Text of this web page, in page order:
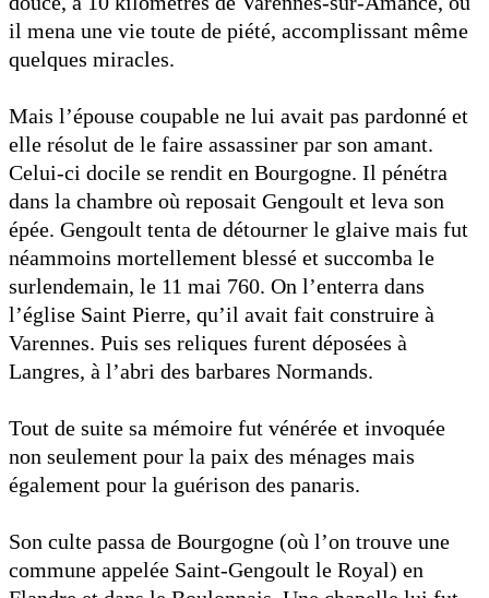
il mena une vie toute de piété, accomplissant même
quelques miracles.
Mais l’épouse coupable ne lui avait pas pardonné et
elle résolut de le faire assassiner par son amant.
Celui-ci docile se rendit en Bourgogne. Il pénétra
dans la chambre où reposait Gengoult et leva son
épée. Gengoult tenta de détourner le glaive mais fut
néammoins mortellement blessé et succomba le
surlendemain, le 11 mai 760. On l’enterra dans
l’église Saint Pierre, qu’il avait fait construire à
Varennes. Puis ses reliques furent déposées à
Langres, à l’abri des barbares Normands.
Tout de suite sa mémoire fut vénérée et invoquée
non seulement pour la paix des ménages mais
également pour la guérison des panaris.
Son culte passa de Bourgogne (où l’on trouve une
commune appelée Saint-Gengoult le Royal) en